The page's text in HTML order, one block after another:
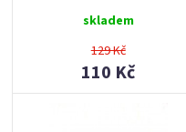
skladem
129 Kč
110 Kč